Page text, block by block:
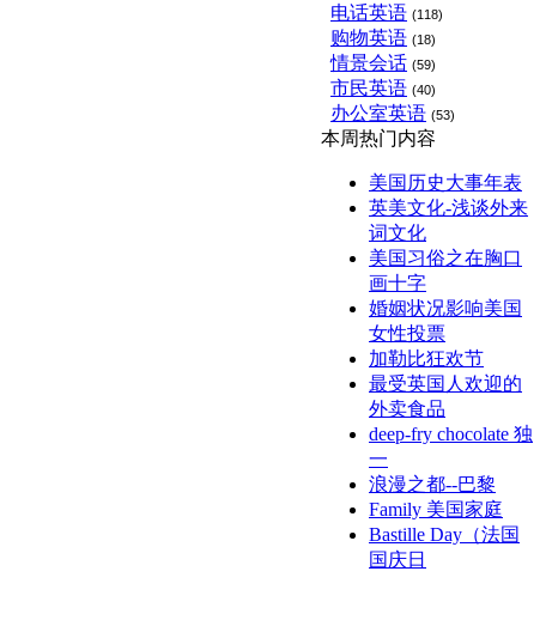
电话英语 (118)
购物英语 (18)
情景会话 (59)
市民英语 (40)
办公室英语 (53)
本周热门内容
美国历史大事年表
英美文化-浅谈外来
词文化
美国习俗之在胸口
画十字
婚姻状况影响美国
女性投票
加勒比狂欢节
最受英国人欢迎的
外卖食品
deep-fry chocolate 独
一
浪漫之都--巴黎
Family 美国家庭
Bastille Day（法国
国庆日